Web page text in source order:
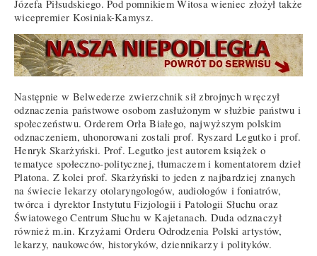
Józefa Piłsudskiego. Pod pomnikiem Witosa wieniec złożył także
wicepremier Kosiniak-Kamysz.
Następnie w Belwederze zwierzchnik sił zbrojnych wręczył
odznaczenia państwowe osobom zasłużonym w służbie państwu i
społeczeństwu. Orderem Orła Białego, najwyższym polskim
odznaczeniem, uhonorowani zostali prof. Ryszard Legutko i prof.
Henryk Skarżyński. Prof. Legutko jest autorem książek o
tematyce społeczno-politycznej, tłumaczem i komentatorem dzieł
Platona. Z kolei prof. Skarżyński to jeden z najbardziej znanych
na świecie lekarzy otolaryngologów, audiologów i foniatrów,
twórca i dyrektor Instytutu Fizjologii i Patologii Słuchu oraz
Światowego Centrum Słuchu w Kajetanach. Duda odznaczył
również m.in. Krzyżami Orderu Odrodzenia Polski artystów,
lekarzy, naukowców, historyków, dziennikarzy i polityków.